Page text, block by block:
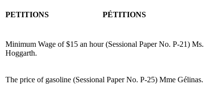
PETITIONS PÉTITIONS
Minimum Wage of $15 an hour (Sessional Paper No. P-21) Ms.
Hoggarth.
The price of gasoline (Sessional Paper No. P-25) Mme Gélinas.